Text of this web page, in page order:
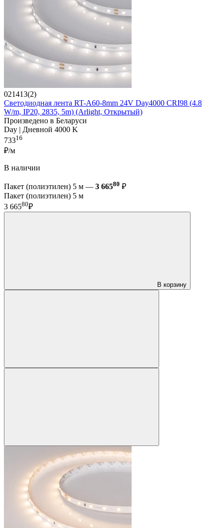
021413(2)
Светодиодная лента RT-A60-8mm 24V Day4000 CRI98 (4.8
W/m, IP20, 2835, 5m) (Arlight, Открытый)
Произведено в Беларуси
Day | Дневной 4000 K
73316
₽/м
В наличии
Пакет (полиэтилен) 5 м — 3 66580 ₽
Пакет (полиэтилен) 5 м
3 66580₽
В корзину